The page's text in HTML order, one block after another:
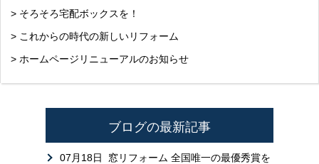
> そろそろ宅配ボックスを！
> これからの時代の新しいリフォーム
> ホームページリニューアルのお知らせ
ブログの最新記事
07月18日
窓リフォーム 全国唯一の最優秀賞を